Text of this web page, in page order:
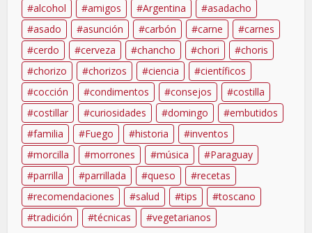
alcohol amigos Argentina
asadacho
asado
asunción carbón carne
carnes
cerdo
cerveza chancho chori
choris
chorizo
chorizos ciencia
científicos
cocción
condimentos consejos
costilla
costillar
curiosidades domingo
embutidos
familia
Fuego historia
inventos
morcilla
morrones música
Paraguay
parrilla
parrillada queso
recetas
recomendaciones
salud tips
toscano
tradición
técnicas vegetarianos